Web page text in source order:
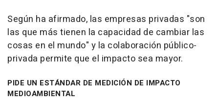
Según ha afirmado, las empresas privadas "son
las que más tienen la capacidad de cambiar las
cosas en el mundo" y la colaboración público-
privada permite que el impacto sea mayor.
PIDE UN ESTÁNDAR DE MEDICIÓN DE IMPACTO
MEDIOAMBIENTAL